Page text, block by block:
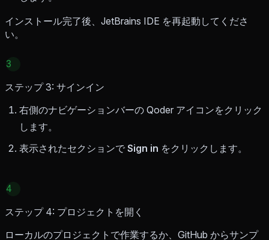
インストール完了後、JetBrains IDE を再起動してくださ
い。
3
ステップ 3: サインイン
右側のナビゲーションバーの Qoder アイコンをクリック
します。
表示されたセクションで Sign in をクリックします。
4
ステップ 4: プロジェクトを開く
ローカルのプロジェクトで作業するか、GitHub からサンプ